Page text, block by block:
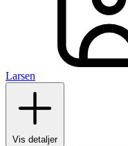
Larsen
Vis detaljer